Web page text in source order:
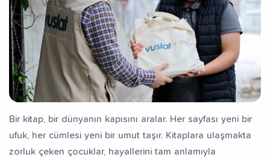
Bir kitap, bir dünyanın kapısını aralar. Her sayfası yeni bir
ufuk, her cümlesi yeni bir umut taşır. Kitaplara ulaşmakta
zorluk çeken çocuklar, hayallerini tam anlamıyla